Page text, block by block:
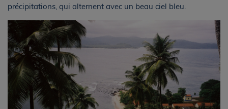
précipitations, qui alternent avec un beau ciel bleu.